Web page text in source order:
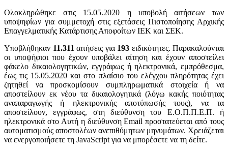
Ολοκληρώθηκε στις 15.05.2020 η υποβολή αιτήσεων των
υποψηφίων για συμμετοχή στις εξετάσεις Πιστοποίησης Αρχικής
Επαγγελματικής Κατάρτισης Αποφοίτων ΙΕΚ και ΣΕΚ.
Υποβλήθηκαν 11.311 αιτήσεις για 193 ειδικότητες. Παρακαλούνται
οι υποψήφιοι που έχουν υποβάλει αίτηση και έχουν αποστείλει
φάκελο δικαιολογητικών, εγγράφως ή ηλεκτρονικά, εμπρόθεσμα,
έως τις 15.05.2020 και στο πλαίσιο του ελέγχου πληρότητας έχει
ζητηθεί να προσκομίσουν συμπληρωματικά στοιχεία ή να
αποστείλουν εκ νέου τα δικαιολογητικά (λόγω κακής ποιότητας
αναπαραγωγής ή ηλεκτρονικής αποτύπωσής τους), να τα
αποστείλουν, εγγράφως, στη διεύθυνση του Ε.Ο.Π.Π.Ε.Π. ή
ηλεκτρονικά στο Αυτή η διεύθυνση Email προστατεύεται από τους
αυτοματισμούς αποστολέων ανεπιθύμητων μηνυμάτων. Χρειάζεται
να ενεργοποιήσετε τη JavaScript για να μπορέσετε να τη δείτε.